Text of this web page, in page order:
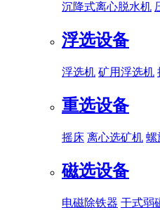
沉降式离心脱水机
浮选设备
浮选机 矿用浮选机
重选设备
摇床 离心选矿机 螺
磁选设备
电磁除铁器 干式弱